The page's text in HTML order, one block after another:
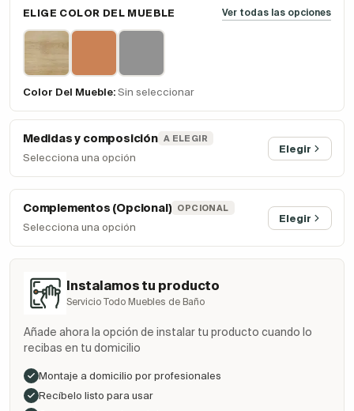
ELIGE COLOR DEL MUEBLE Ver todas las opciones
Color Del Mueble: Sin seleccionar
Medidas y composición A ELEGIR
Selecciona una opción
Elegir
Complementos (Opcional) OPCIONAL
Selecciona una opción
Elegir
Instalamos tu producto
Servicio Todo Muebles de Baño
Añade ahora la opción de instalar tu producto cuando lo
recibas en tu domicilio
Montaje a domicilio por profesionales
Recíbelo listo para usar